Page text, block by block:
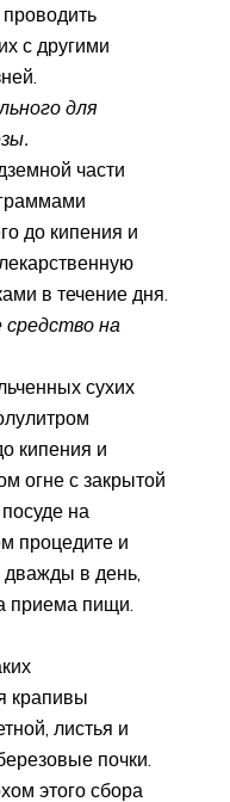
с другими
для
части
до кипения и
в течение дня.
средство на
сухих
кипения и
огне с закрытой
на
процедите и
в день,
приема пищи.
крапивы
листья и
почки.
этого сбора